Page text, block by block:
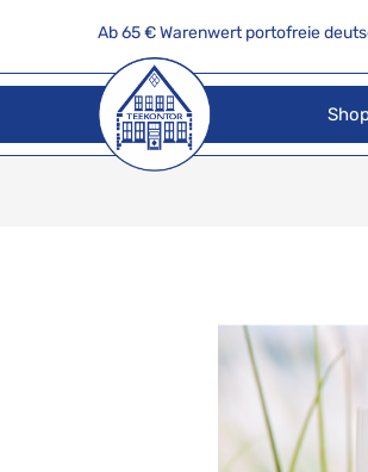
Ab 65 € Warenwert portofreie